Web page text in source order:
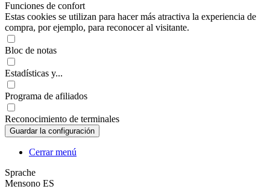
Funciones de confort
Estas cookies se utilizan para hacer más atractiva la experiencia de
compra, por ejemplo, para reconocer al visitante.
Bloc de notas
Estadísticas y...
Programa de afiliados
Reconocimiento de terminales
Cerrar menú
Sprache
Mensono ES